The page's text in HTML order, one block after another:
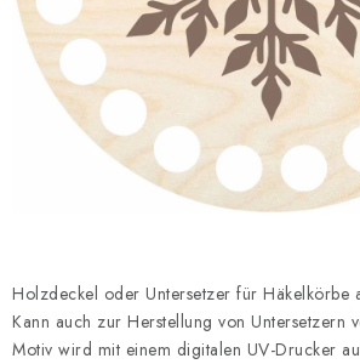
Datenschutzerklärung
Impressum
Holzdeckel oder Untersetzer für Häkelkörbe
Kann auch zur Herstellung von Untersetzern
Motiv wird mit einem digitalen UV-Drucker